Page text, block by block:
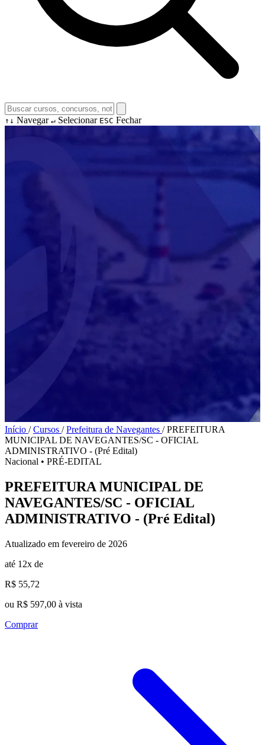
↑↓ Navegar ↵ Selecionar ESC Fechar
Início / Cursos / Prefeitura de Navegantes / PREFEITURA
MUNICIPAL DE NAVEGANTES/SC - OFICIAL
ADMINISTRATIVO - (Pré Edital)
Nacional • PRÉ-EDITAL
PREFEITURA MUNICIPAL DE
NAVEGANTES/SC - OFICIAL
ADMINISTRATIVO - (Pré Edital)
Atualizado em fevereiro de 2026
até 12x de
R$ 55,72
ou R$ 597,00 à vista
Comprar